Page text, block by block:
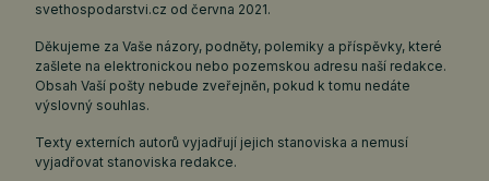
svethospodarstvi.cz od června 2021.
Děkujeme za Vaše názory, podněty, polemiky a příspěvky, které
zašlete na elektronickou nebo pozemskou adresu naší redakce.
Obsah Vaší pošty nebude zveřejněn, pokud k tomu nedáte
výslovný souhlas.
Texty externích autorů vyjadřují jejich stanoviska a nemusí
vyjadřovat stanoviska redakce.